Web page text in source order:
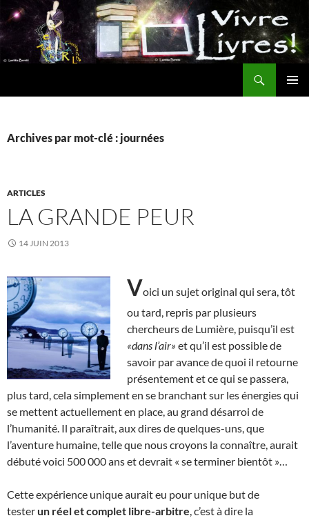
Aller
au
contenu
Archives par mot-clé : journées
ARTICLES
LA GRANDE PEUR
14 JUIN 2013
Voici un sujet original qui sera, tôt
ou tard, repris par plusieurs
chercheurs de Lumière, puisqu’il est
«dans l’air» et qu’il est possible de
savoir par avance de quoi il retourne
présentement et ce qui se passera,
plus tard, cela simplement en se branchant sur les énergies qui
se mettent actuellement en place, au grand désarroi de
l’humanité. Il paraîtrait, aux dires de quelques-uns, que
l’aventure humaine, telle que nous croyons la connaître, aurait
débuté voici 500 000 ans et devrait « se terminer bientôt »…
Cette expérience unique aurait eu pour unique but de
testerun réel et complet libre-arbitre , c’est à dire la